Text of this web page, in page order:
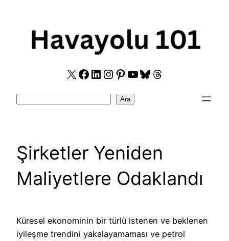
X Facebook
LinkedIn
Instagram
Pinterest
YouTube
Bluesky
Threads
Ara
Şirketler Yeniden
Maliyetlere Odaklandı
Küresel ekonominin bir türlü istenen ve beklenen
iyileşme trendini yakalayamaması ve petrol